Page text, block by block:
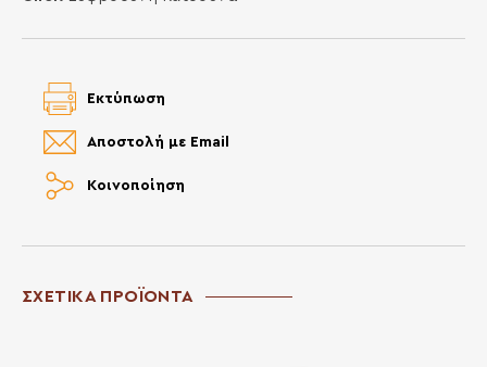
Κοινοποίηση
Αποστολή με Email
Εκτύπωση
ΣΧΕΤΙΚΑ ΠΡΟΪΟΝΤΑ